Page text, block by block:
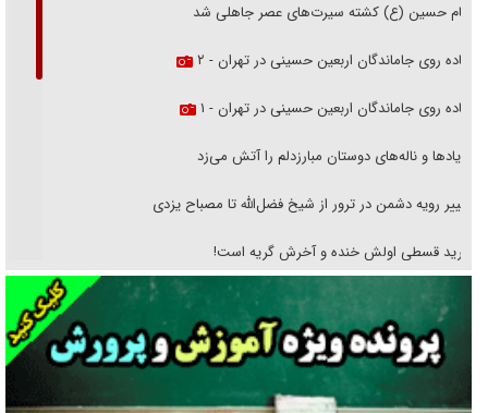
امام حسین (ع) کشته سیرت‌های عصر جاهلی شد
پیاده روی جاماندگان اربعین حسینی در تهران - ۲
پیاده روی جاماندگان اربعین حسینی در تهران - ۱
فریاد‌ها و ناله‌های دوستان مبارزدلم را آتش می‌زد
تغییر رویه دشمن در ترور از شیخ فضل‌الله تا مصباح یزدی
خرید قسطی اولش خنده و آخرش گریه است!
فوتبال و آن «بالا»!
راهبرد غافلگیری با نسل جدید پهپاد‌ها
جنجال پزشکان تقلبی در صنعت زیبایی